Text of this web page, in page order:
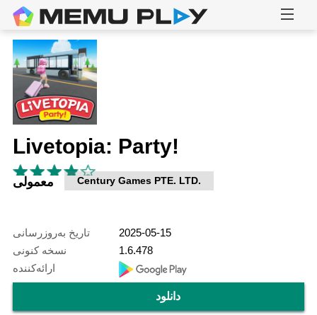
Livetopia: Party!
معمولی Century Games PTE. LTD.
تاریخ به‌روزرسانی
2025-05-15
نسخه کنونی
1.6.478
ارائه‌کننده
دانلود